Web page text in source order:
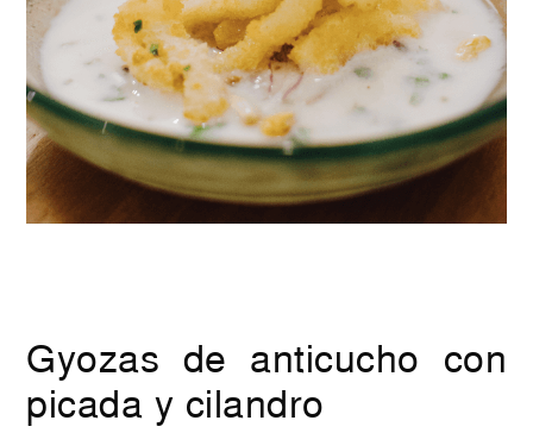
Gyozas de anticucho con
picada y cilandro